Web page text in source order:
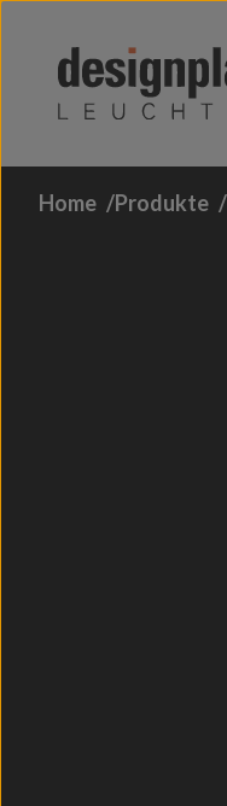
Home Produkte